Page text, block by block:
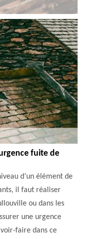
fuite de
d’un élément de
il faut réaliser
ou dans les
une urgence
faire dans ce